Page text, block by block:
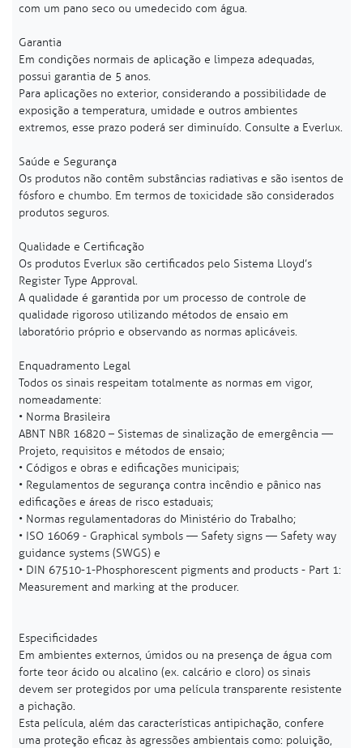
com um pano seco ou umedecido com água.
Garantia
Em condições normais de aplicação e limpeza adequadas,
possui garantia de 5 anos.
Para aplicações no exterior, considerando a possibilidade de
exposição a temperatura, umidade e outros ambientes
extremos, esse prazo poderá ser diminuído. Consulte a Everlux.
Saúde e Segurança
Os produtos não contêm substâncias radiativas e são isentos de
fósforo e chumbo. Em termos de toxicidade são considerados
produtos seguros.
Qualidade e Certificação
Os produtos Everlux são certificados pelo Sistema Lloyd’s
Register Type Approval.
A qualidade é garantida por um processo de controle de
qualidade rigoroso utilizando métodos de ensaio em
laboratório próprio e observando as normas aplicáveis.
Enquadramento Legal
Todos os sinais respeitam totalmente as normas em vigor,
nomeadamente:
• Norma Brasileira
ABNT NBR 16820 – Sistemas de sinalização de emergência —
Projeto, requisitos e métodos de ensaio;
• Códigos e obras e edificações municipais;
• Regulamentos de segurança contra incêndio e pânico nas
edificações e áreas de risco estaduais;
• Normas regulamentadoras do Ministério do Trabalho;
• ISO 16069 - Graphical symbols — Safety signs — Safety way
guidance systems (SWGS) e
• DIN 67510-1-Phosphorescent pigments and products - Part 1:
Measurement and marking at the producer.
Especificidades
Em ambientes externos, úmidos ou na presença de água com
forte teor ácido ou alcalino (ex. calcário e cloro) os sinais
devem ser protegidos por uma película transparente resistente
a pichação.
Esta película, além das características antipichação, confere
uma proteção eficaz às agressões ambientais como: poluição,